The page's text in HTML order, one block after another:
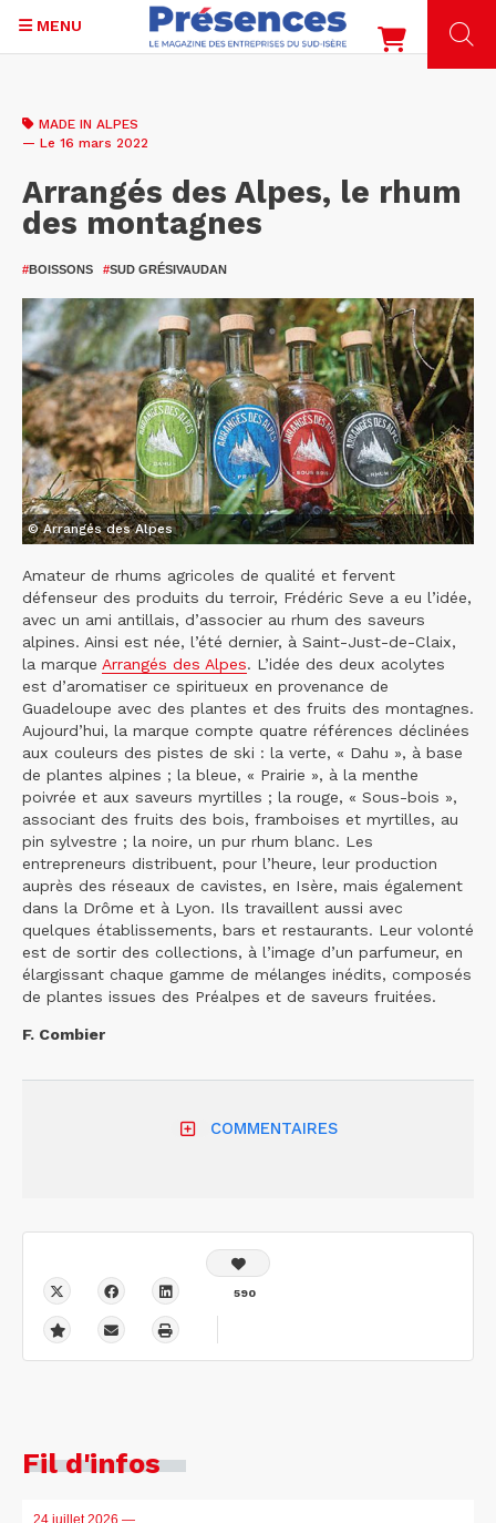
contenu
MENU
MADE IN ALPES
— Le 16 mars 2022
Arrangés des Alpes, le rhum
des montagnes
#BOISSONS #SUD GRÉSIVAUDAN
© Arrangés des Alpes
Amateur de rhums agricoles de qualité et fervent
défenseur des produits du terroir, Frédéric Seve a eu l’idée,
avec un ami antillais, d’associer au rhum des saveurs
alpines. Ainsi est née, l’été dernier, à Saint-Just-de-Claix,
la marque Arrangés des Alpes. L’idée des deux acolytes
est d’aromatiser ce spiritueux en provenance de
Guadeloupe avec des plantes et des fruits des montagnes.
Aujourd’hui, la marque compte quatre références déclinées
aux couleurs des pistes de ski : la verte, « Dahu », à base
de plantes alpines ; la bleue, « Prairie », à la menthe
poivrée et aux saveurs myrtilles ; la rouge, « Sous-bois »,
associant des fruits des bois, framboises et myrtilles, au
pin sylvestre ; la noire, un pur rhum blanc. Les
entrepreneurs distribuent, pour l’heure, leur production
auprès des réseaux de cavistes, en Isère, mais également
dans la Drôme et à Lyon. Ils travaillent aussi avec
quelques établissements, bars et restaurants. Leur volonté
est de sortir des collections, à l’image d’un parfumeur, en
élargissant chaque gamme de mélanges inédits, composés
de plantes issues des Préalpes et de saveurs fruitées.
F. Combier
COMMENTAIRES
590
Fil d'infos